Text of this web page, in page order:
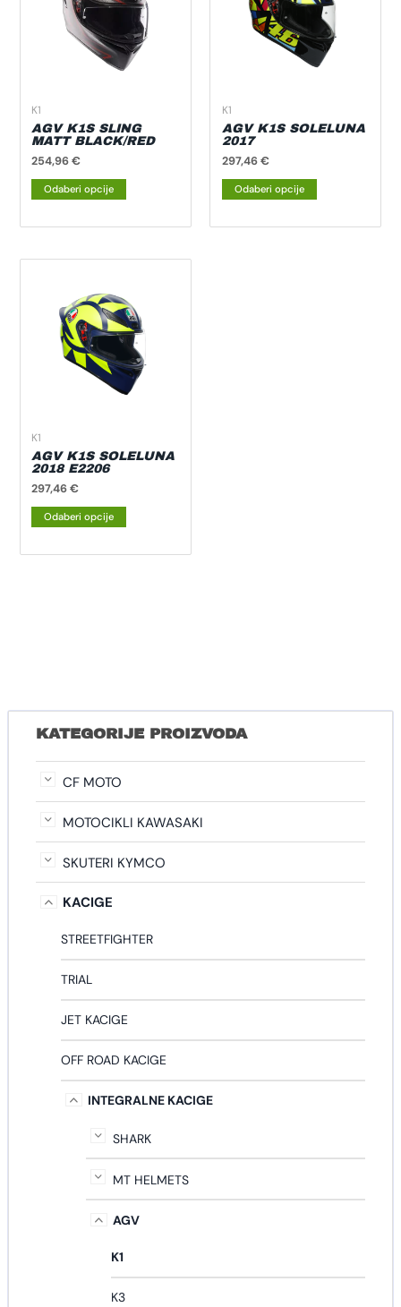
KATEGORIJE PROIZVODA
CF MOTO
MOTOCIKLI KAWASAKI
SKUTERI KYMCO
KACIGE
STREETFIGHTER
TRIAL
JET KACIGE
OFF ROAD KACIGE
INTEGRALNE KACIGE
SHARK
MT HELMETS
AGV
K1
K3
K1
AGV K1S SLING
MATT BLACK/RED
254,96€
Odaberi opcije
varijanti.
Opcije
se
na
stranici
K1
AGV K1S SOLELUNA
2017
297,46€
Odaberi opcije
varijanti.
Opcije
se
na
K1
AGV K1S SOLELUNA
2018 E2206
297,46€
Odaberi opcije
ima
više
varijanti.
Opcije
se
na